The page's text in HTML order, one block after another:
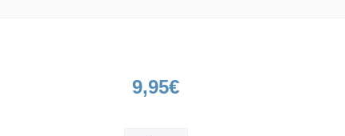
9,95€